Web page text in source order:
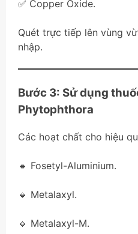
✅ Copper Oxide.
Quét trực tiếp lên vùng
nhập.
Bước 3: Sử dụng
Phytophthora
Các hoạt chất cho hiệu
🔸 Fosetyl-Aluminium.
🔸 Metalaxyl.
🔸 Metalaxyl-M.